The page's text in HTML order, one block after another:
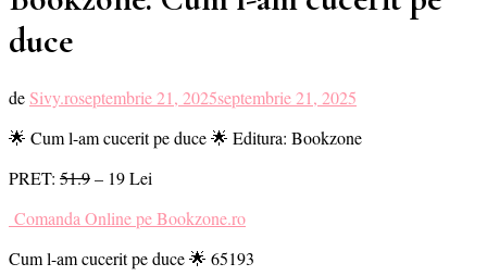
duce
de Sivy.roseptembrie 21, 2025septembrie 21, 2025
🌟 Cum l-am cucerit pe duce 🌟 Editura: Bookzone
PRET: 51.9– 19 Lei
Comanda Online pe Bookzone.ro
Cum l-am cucerit pe duce 🌟 65193